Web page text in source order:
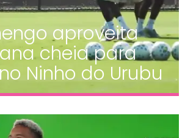
aproveita
cheia para
Ninho do Urubu